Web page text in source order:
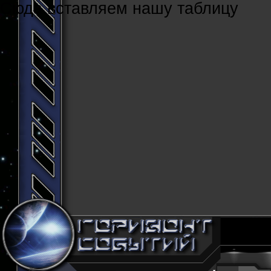
Cюда вставляем нашу таблицу